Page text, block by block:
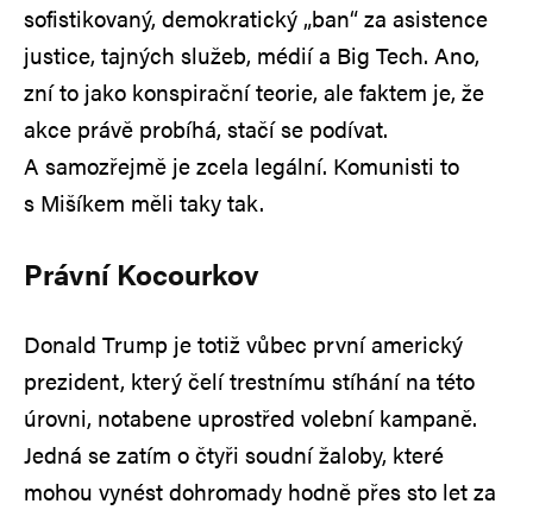
sofistikovaný, demokratický „ban“ za asistence
justice, tajných služeb, médií a Big Tech. Ano,
zní to jako konspirační teorie, ale faktem je, že
akce právě probíhá, stačí se podívat.
A samozřejmě je zcela legální. Komunisti to
s Mišíkem měli taky tak.
Právní Kocourkov
Donald Trump je totiž vůbec první americký
prezident, který čelí trestnímu stíhání na této
úrovni, notabene uprostřed volební kampaně.
Jedná se zatím o čtyři soudní žaloby, které
mohou vynést dohromady hodně přes sto let za